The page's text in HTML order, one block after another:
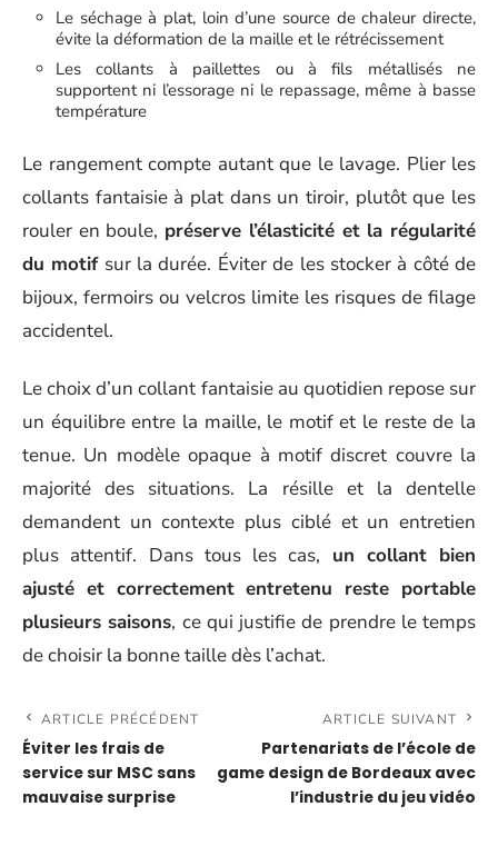
Le séchage à plat, loin d’une source de chaleur directe,
évite la déformation de la maille et le rétrécissement
Les collants à paillettes ou à fils métallisés ne
supportent ni l’essorage ni le repassage, même à basse
température
Le rangement compte autant que le lavage. Plier les
collants fantaisie à plat dans un tiroir, plutôt que les
rouler en boule, préserve l’élasticité et la régularité
du motifsur la durée. Éviter de les stocker à côté de
bijoux, fermoirs ou velcros limite les risques de filage
accidentel.
Le choix d’un collant fantaisie au quotidien repose sur
un équilibre entre la maille, le motif et le reste de la
tenue. Un modèle opaque à motif discret couvre la
majorité des situations. La résille et la dentelle
demandent un contexte plus ciblé et un entretien
plus attentif. Dans tous les cas, un collant bien
ajusté et correctement entretenu reste portable
plusieurs saisons, ce qui justifie de prendre le temps
de choisir la bonne taille dès l’achat.
ARTICLE PRÉCÉDENT
Éviter les frais de
service sur MSC sans
mauvaise surprise
ARTICLE SUIVANT
Partenariats de l’école de
game design de Bordeaux avec
l’industrie du jeu vidéo